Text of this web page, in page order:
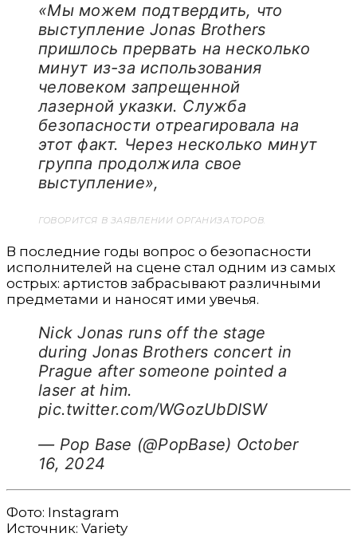
«Мы можем подтвердить, что
выступление Jonas Brothers
пришлось прервать на несколько
минут из-за использования
человеком запрещенной
лазерной указки. Служба
безопасности отреагировала на
этот факт. Через несколько минут
группа продолжила свое
выступление»,
ГОВОРИТСЯ В ЗАЯВЛЕНИИ ОРГАНИЗАТОРОВ.
В последние годы вопрос о безопасности
исполнителей на сцене стал одним из самых
острых: артистов забрасывают различными
предметами и наносят ими увечья.
Nick Jonas runs off the stage
during Jonas Brothers concert in
Prague after someone pointed a
laser at him.
pic.twitter.com/WGozUbDISW
— Pop Base (@PopBase) October
16, 2024
Фото: Instagram
Источник: Variety